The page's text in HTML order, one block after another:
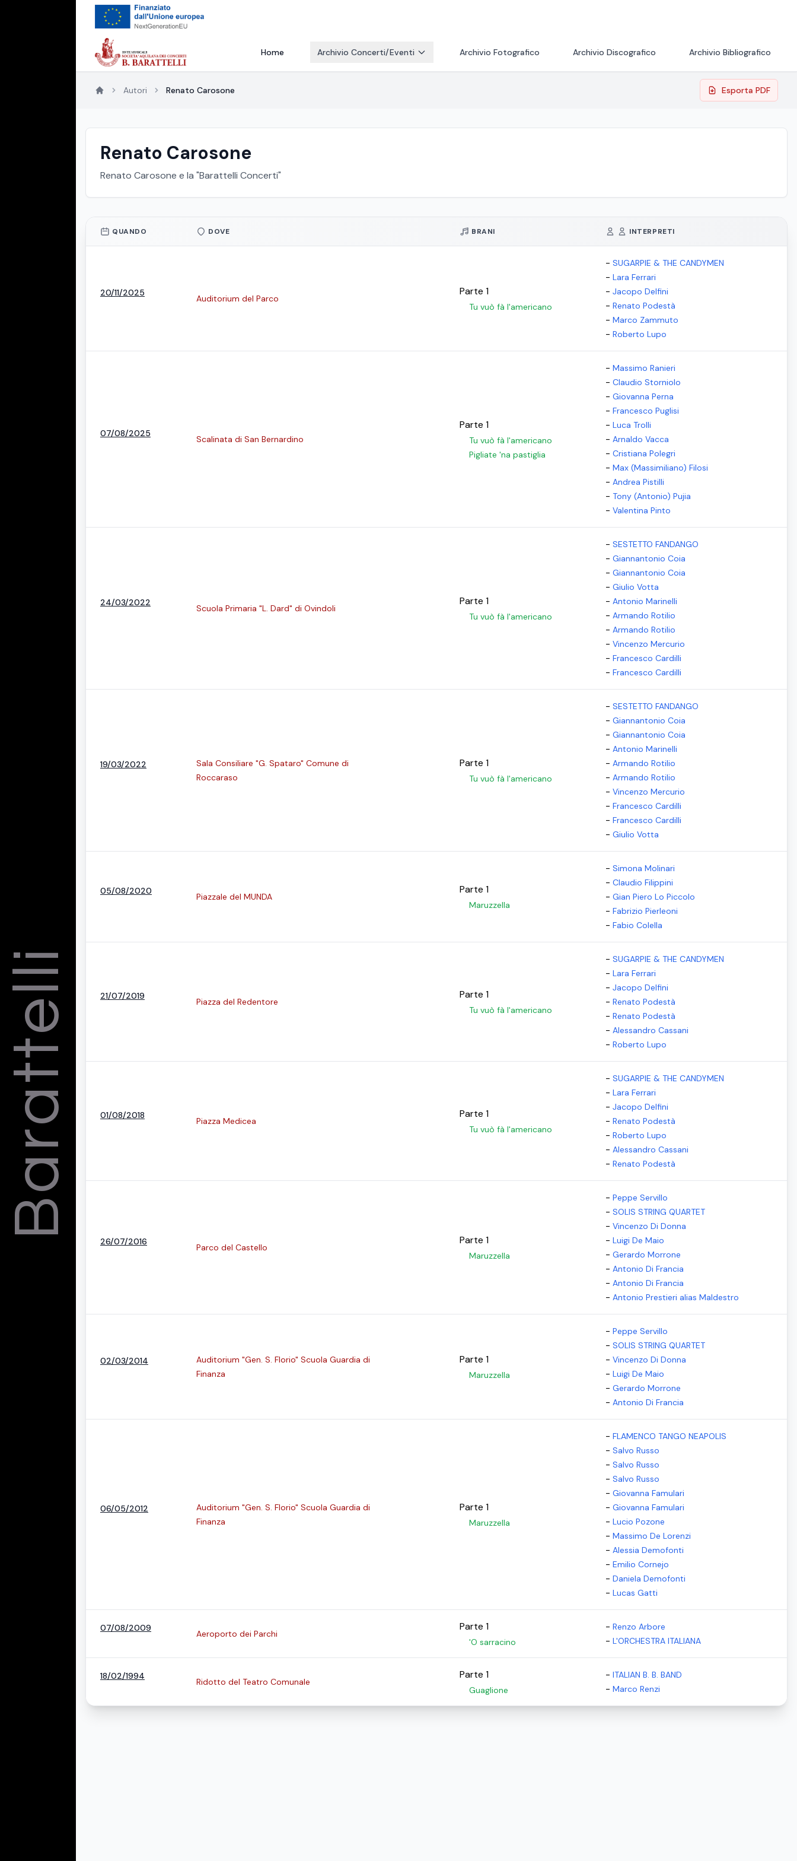
Barattelli
Home Archivio Concerti/Eventi Archivio Fotografico Archivio Discografico Archivio Bibliografico
Autori Renato Carosone Esporta PDF
Renato Carosone
Renato Carosone e la "Barattelli Concerti"
QUANDO DOVE BRANI INTERPRETI
20/11/2025
Auditorium del Parco
Parte 1
Tu vuò fà l'americano
- SUGARPIE & THE CANDYMEN
- Lara Ferrari
- Jacopo Delfini
- Renato Podestà
- Marco Zammuto
- Roberto Lupo
07/08/2025
Scalinata di San Bernardino
Parte 1
Tu vuò fà l'americano
Pigliate 'na pastiglia
- Massimo Ranieri
- Claudio Storniolo
- Giovanna Perna
- Francesco Puglisi
- Luca Trolli
- Arnaldo Vacca
- Cristiana Polegri
- Max (Massimiliano) Filosi
- Andrea Pistilli
- Tony (Antonio) Pujia
- Valentina Pinto
24/03/2022
Scuola Primaria "L. Dard" di Ovindoli
Parte 1
Tu vuò fà l'americano
- SESTETTO FANDANGO
- Giannantonio Coia
- Giannantonio Coia
- Giulio Votta
- Antonio Marinelli
- Armando Rotilio
- Armando Rotilio
- Vincenzo Mercurio
- Francesco Cardilli
- Francesco Cardilli
19/03/2022
Sala Consiliare "G. Spataro" Comune di
Roccaraso
Parte 1
Tu vuò fà l'americano
- SESTETTO FANDANGO
- Giannantonio Coia
- Giannantonio Coia
- Antonio Marinelli
- Armando Rotilio
- Armando Rotilio
- Vincenzo Mercurio
- Francesco Cardilli
- Francesco Cardilli
- Giulio Votta
05/08/2020
Piazzale del MUNDA
Parte 1
Maruzzella
- Simona Molinari
- Claudio Filippini
- Gian Piero Lo Piccolo
- Fabrizio Pierleoni
- Fabio Colella
21/07/2019
Piazza del Redentore
Parte 1
Tu vuò fà l'americano
- SUGARPIE & THE CANDYMEN
- Lara Ferrari
- Jacopo Delfini
- Renato Podestà
- Renato Podestà
- Alessandro Cassani
- Roberto Lupo
01/08/2018
Piazza Medicea
Parte 1
Tu vuò fà l'americano
- SUGARPIE & THE CANDYMEN
- Lara Ferrari
- Jacopo Delfini
- Renato Podestà
- Roberto Lupo
- Alessandro Cassani
- Renato Podestà
26/07/2016
Parco del Castello
Parte 1
Maruzzella
- Peppe Servillo
- SOLIS STRING QUARTET
- Vincenzo Di Donna
- Luigi De Maio
- Gerardo Morrone
- Antonio Di Francia
- Antonio Di Francia
- Antonio Prestieri alias Maldestro
02/03/2014
Auditorium "Gen. S. Florio" Scuola Guardia di
Finanza
Parte 1
Maruzzella
- Peppe Servillo
- SOLIS STRING QUARTET
- Vincenzo Di Donna
- Luigi De Maio
- Gerardo Morrone
- Antonio Di Francia
06/05/2012
Auditorium "Gen. S. Florio" Scuola Guardia di
Finanza
Parte 1
Maruzzella
- FLAMENCO TANGO NEAPOLIS
- Salvo Russo
- Salvo Russo
- Salvo Russo
- Giovanna Famulari
- Giovanna Famulari
- Lucio Pozone
- Massimo De Lorenzi
- Alessia Demofonti
- Emilio Cornejo
- Daniela Demofonti
- Lucas Gatti
07/08/2009
Aeroporto dei Parchi
Parte 1
'O sarracino
- Renzo Arbore
- L'ORCHESTRA ITALIANA
18/02/1994
Ridotto del Teatro Comunale
Parte 1
Guaglione
- ITALIAN B. B. BAND
- Marco Renzi